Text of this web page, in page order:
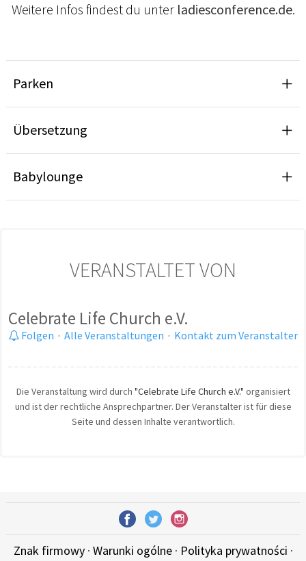
Weitere Infos findest du unter ladiesconference.de.
Parken
Übersetzung
Babylounge
VERANSTALTET VON
Celebrate Life Church e.V.
Folgen · Alle Veranstaltungen · Kontakt zum Veranstalter
Die Veranstaltung wird durch "Celebrate Life Church e.V." organisiert
und ist der rechtliche Ansprechpartner. Der Veranstalter ist für diese
Seite und dessen Inhalte verantwortlich.
Znak firmowy· Warunki ogólne· Polityka prywatności ·